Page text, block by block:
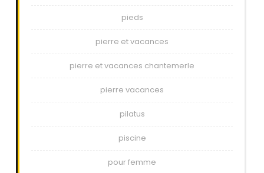
pieds
pierre et vacances
pierre et vacances chantemerle
pierre vacances
pilatus
piscine
pour femme